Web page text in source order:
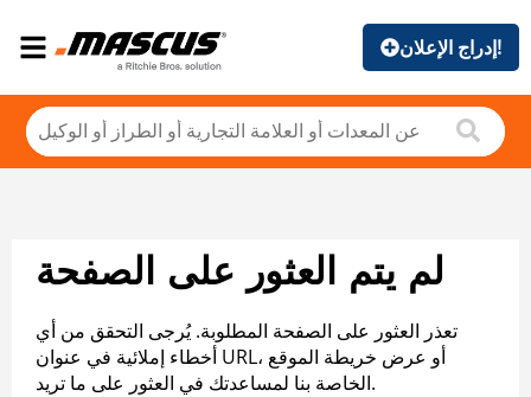
إدراج الإعلان!
لم يتم العثور على الصفحة
تعذر العثور على الصفحة المطلوبة. يُرجى التحقق من أي
أخطاء إملائية في عنوان URL، أو عرض خريطة الموقع
الخاصة بنا لمساعدتك في العثور على ما تريد.